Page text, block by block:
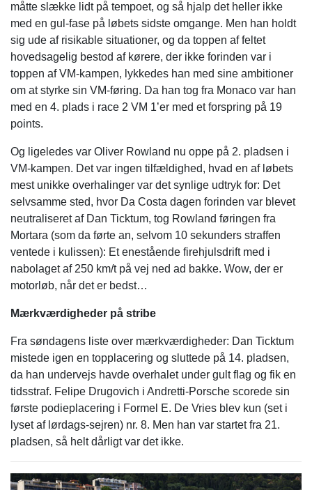
måtte slække lidt på tempoet, og så hjalp det heller ikke
med en gul-fase på løbets sidste omgange. Men han holdt
sig ude af risikable situationer, og da toppen af feltet
hovedsagelig bestod af kørere, der ikke forinden var i
toppen af VM-kampen, lykkedes han med sine ambitioner
om at styrke sin VM-føring. Da han tog fra Monaco var han
med en 4. plads i race 2 VM 1’er med et forspring på 19
points.
Og ligeledes var Oliver Rowland nu oppe på 2. pladsen i
VM-kampen. Det var ingen tilfældighed, hvad en af løbets
mest unikke overhalinger var det synlige udtryk for: Det
selvsamme sted, hvor Da Costa dagen forinden var blevet
neutraliseret af Dan Ticktum, tog Rowland føringen fra
Mortara (som da førte an, selvom 10 sekunders straffen
ventede i kulissen): Et enestående firehjulsdrift med i
nabolaget af 250 km/t på vej ned ad bakke. Wow, der er
motorløb, når det er bedst…
Mærkværdigheder på stribe
Fra søndagens liste over mærkværdigheder: Dan Ticktum
mistede igen en topplacering og sluttede på 14. pladsen,
da han undervejs havde overhalet under gult flag og fik en
tidsstraf. Felipe Drugovich i Andretti-Porsche scorede sin
første podieplacering i Formel E. De Vries blev kun (set i
lyset af lørdags-sejren) nr. 8. Men han var startet fra 21.
pladsen, så helt dårligt var det ikke.